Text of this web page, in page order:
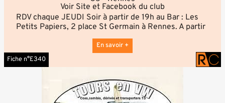
Voir Site et Facebook du club
RDV chaque JEUDI Soir à partir de 19h au Bar : Les
Petits Papiers, 2 place St Germain à Rennes. A partir
de 19H Afin de faire connaissance et d'échanger sur
En savoir +
Fiche n°E340